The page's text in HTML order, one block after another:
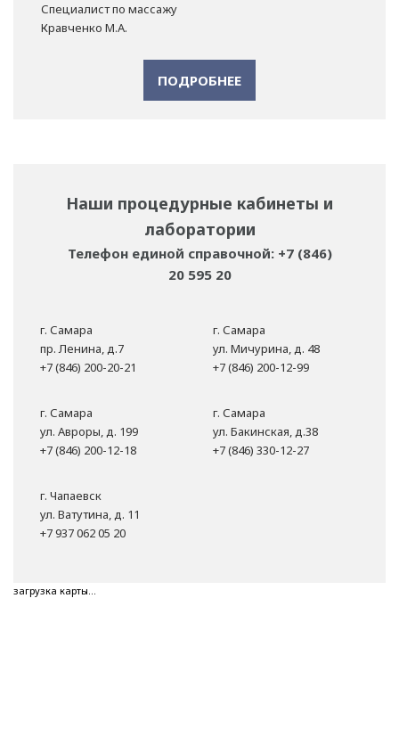
Специалист по массажу
Кравченко М.А.
ПОДРОБНЕЕ
Наши процедурные кабинеты и
лаборатории
Телефон единой справочной: +7 (846)
20 595 20
г. Самара
пр. Ленина, д.7
+7 (846) 200-20-21
г. Самара
ул. Мичурина, д. 48
+7 (846) 200-12-99
г. Самара
ул. Авроры, д. 199
+7 (846) 200-12-18
г. Самара
ул. Бакинская, д.38
+7 (846) 330-12-27
г. Чапаевск
ул. Ватутина, д. 11
+7 937 062 05 20
загрузка карты...